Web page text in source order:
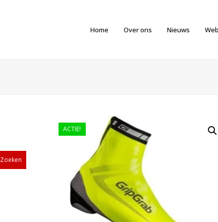
Home Over ons Nieuws
Zoeken
ACTIE!